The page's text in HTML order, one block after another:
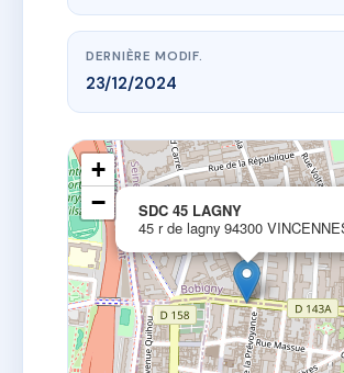
DERNIÈRE MODIF.
23/12/2024
SDC 45 LAGNY
45 r de lagny 94300
+
−